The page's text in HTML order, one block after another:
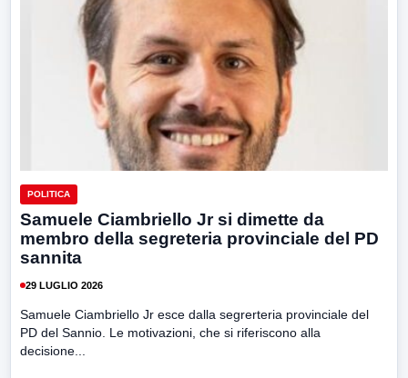
POLITICA
Samuele Ciambriello Jr si dimette da
membro della segreteria provinciale del PD
sannita
29 LUGLIO 2026
Samuele Ciambriello Jr esce dalla segrerteria provinciale del
PD del Sannio. Le motivazioni, che si riferiscono alla
decisione...